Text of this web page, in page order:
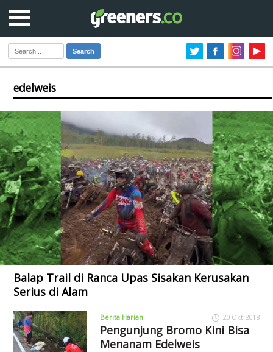
Search
edelweis
Balap Trail di Ranca Upas Sisakan Kerusakan
Serius di Alam
Berita Harian 20 Okt 2018
Pengunjung Bromo Kini Bisa
Menanam Edelweis